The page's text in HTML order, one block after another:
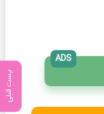
پست قبلی
ADS